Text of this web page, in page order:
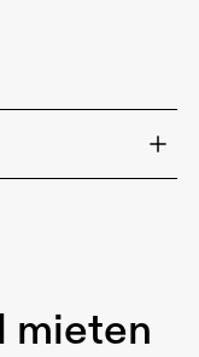
für einfache
mieten